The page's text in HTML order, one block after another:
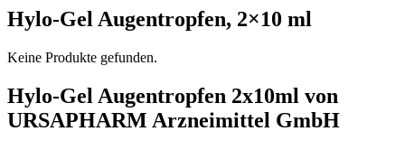
Hylo-Gel Augentropfen, 2×10 ml
Keine Produkte gefunden.
Hylo-Gel Augentropfen 2x10ml von
URSAPHARM Arzneimittel GmbH